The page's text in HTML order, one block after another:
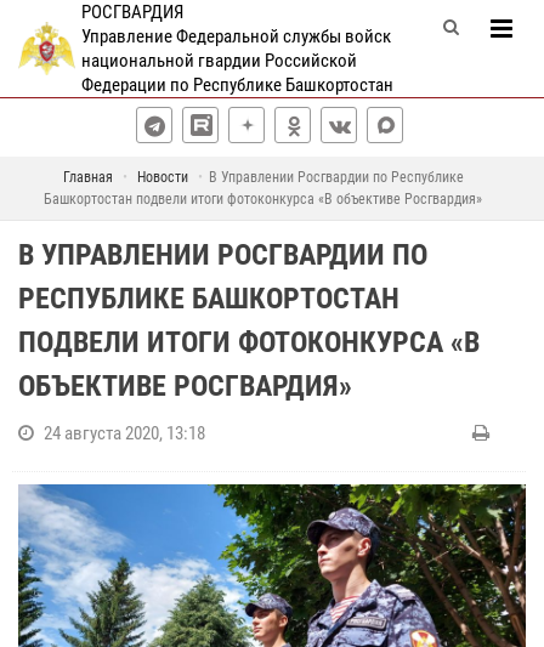
РОСГВАРДИЯ
Управление Федеральной службы войск
национальной гвардии Российской
Федерации по Республике Башкортостан
Главная Новости
В Управлении Росгвардии по Республике
Башкортостан подвели итоги фотоконкурса «В объективе Росгвардия»
В УПРАВЛЕНИИ РОСГВАРДИИ ПО
РЕСПУБЛИКЕ БАШКОРТОСТАН
ПОДВЕЛИ ИТОГИ ФОТОКОНКУРСА «В
ОБЪЕКТИВЕ РОСГВАРДИЯ»
24 августа 2020, 13:18